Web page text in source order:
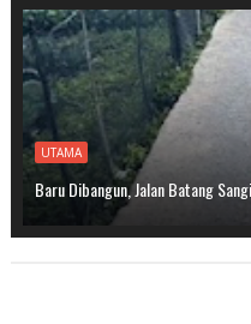
UTAMA
Baru Dibangun, Jalan Batang